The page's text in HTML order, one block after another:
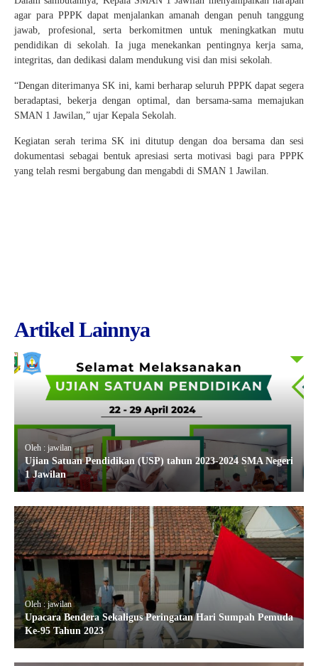
agar para PPPK dapat menjalankan amanah dengan penuh tanggung
jawab, profesional, serta berkomitmen untuk meningkatkan mutu
pendidikan di sekolah. Ia juga menekankan pentingnya kerja sama,
integritas, dan dedikasi dalam mendukung visi dan misi sekolah.
“Dengan diterimanya SK ini, kami berharap seluruh PPPK dapat segera
beradaptasi, bekerja dengan optimal, dan bersama-sama memajukan
SMAN 1 Jawilan,” ujar Kepala Sekolah.
Kegiatan serah terima SK ini ditutup dengan doa bersama dan sesi
dokumentasi sebagai bentuk apresiasi serta motivasi bagi para PPPK
yang telah resmi bergabung dan mengabdi di SMAN 1 Jawilan.
Artikel Lainnya
Oleh : jawilan
Ujian Satuan Pendidikan (USP) tahun 2023-2024 SMA Negeri
1 Jawilan
Oleh : jawilan
Upacara Bendera Sekaligus Peringatan Hari Sumpah Pemuda
Ke-95 Tahun 2023